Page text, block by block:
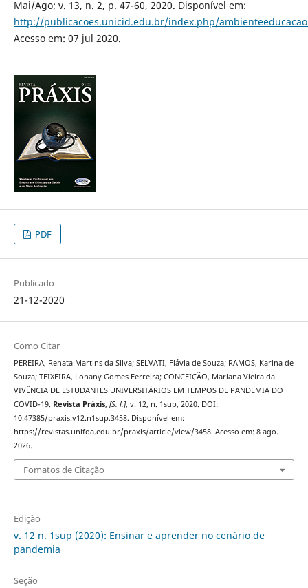
Mai/Ago; v. 13, n. 2, p. 47-60, 2020. Disponível em:
http://publicacoes.unicid.edu.br/index.php/
Acesso em: 07 jul 2020.
PDF
Publicado
21-12-2020
Como Citar
PEREIRA, Renata Martins da Silva; SELVATI, Flávia de Souza; RAMOS, Karina de
Souza; TEIXEIRA, Lohany Gomes Ferreira; CONCEIÇÃO, Mariana Vieira da.
VIVÊNCIA DE ESTUDANTES UNIVERSITÁRIOS EM TEMPOS DE PANDEMIA DO
COVID-19. Revista Práxis, [S. l.], v. 12, n. 1sup, 2020. DOI:
10.47385/praxis.v12.n1sup.3458. Disponível em:
https://revistas.unifoa.edu.br/praxis/article/view/3458. Acesso em: 8 ago.
2026.
Fomatos de Citação
Edição
v. 12 n. 1sup (2020): Ensinar e aprender no cenário de
pandemia
Seção